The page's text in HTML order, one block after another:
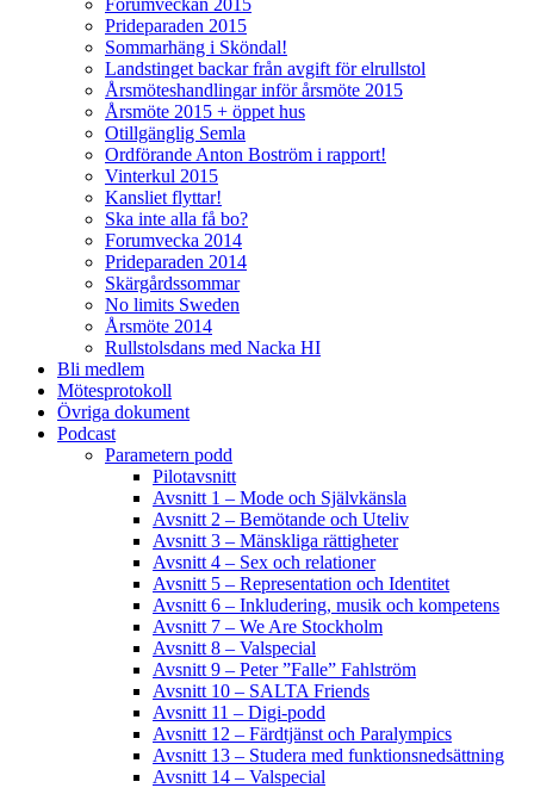
Prideparaden 2015
Sommarhäng i Sköndal!
Landstinget backar från avgift för elrullstol
Årsmöteshandlingar inför årsmöte 2015
Årsmöte 2015 + öppet hus
Otillgänglig Semla
Ordförande Anton Boström i rapport!
Vinterkul 2015
Kansliet flyttar!
Ska inte alla få bo?
Forumvecka 2014
Prideparaden 2014
Skärgårdssommar
No limits Sweden
Årsmöte 2014
Rullstolsdans med Nacka HI
Bli medlem
Mötesprotokoll
Övriga dokument
Podcast
Parametern podd
Pilotavsnitt
Avsnitt 1 – Mode och Självkänsla
Avsnitt 2 – Bemötande och Uteliv
Avsnitt 3 – Mänskliga rättigheter
Avsnitt 4 – Sex och relationer
Avsnitt 5 – Representation och Identitet
Avsnitt 6 – Inkludering, musik och kompetens
Avsnitt 7 – We Are Stockholm
Avsnitt 8 – Valspecial
Avsnitt 9 – Peter ”Falle” Fahlström
Avsnitt 10 – SALTA Friends
Avsnitt 11 – Digi-podd
Avsnitt 12 – Färdtjänst och Paralympics
Avsnitt 13 – Studera med funktionsnedsättning
Avsnitt 14 – Valspecial